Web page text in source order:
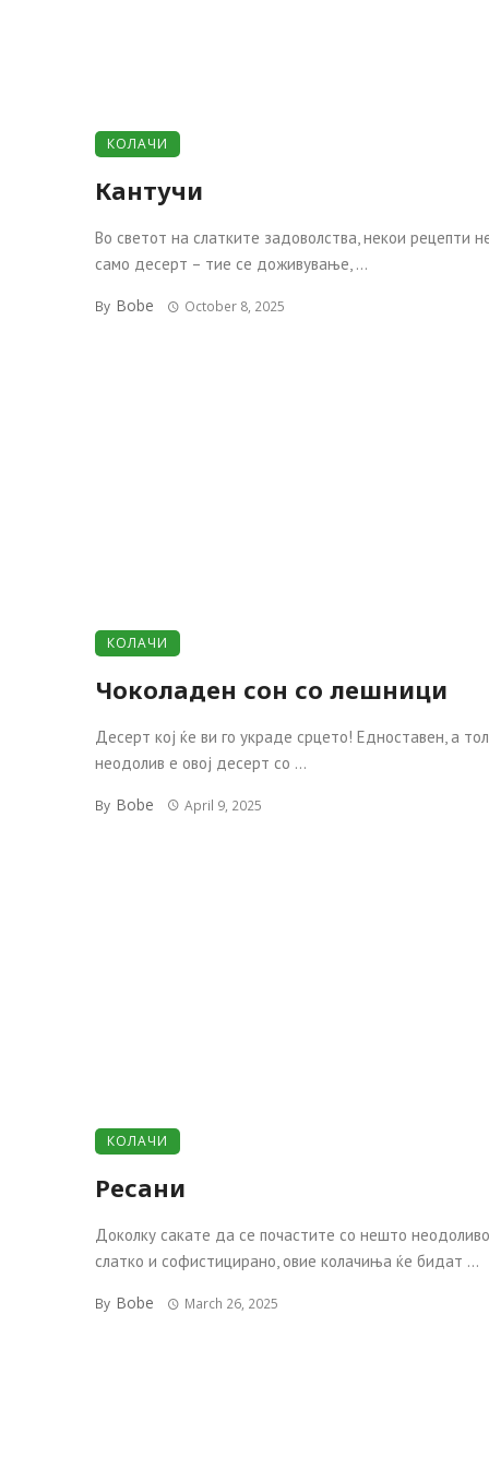
КОЛАЧИ
Кантучи
Во светот на слатките задоволства, некои рецепти
само десерт – тие се доживување, ...
By Bobe October 8, 2025
КОЛАЧИ
Чоколаден сон со лешници
Десерт кој ќе ви го украде срцето! Едноставен, а
неодолив е овој десерт со ...
By Bobe April 9, 2025
КОЛАЧИ
Ресани
Доколку сакате да се почастите со нешто неодоливо
слатко и софистицирано, овие колачиња ќе бидат ...
By Bobe March 26, 2025